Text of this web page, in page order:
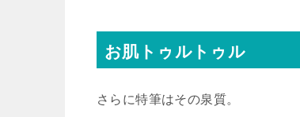
お肌トゥルトゥル
さらに特筆はその泉質。